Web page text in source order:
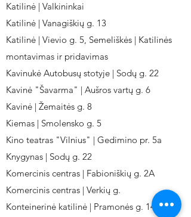
Katilinė | Valkininkai
Katilinė | Vanagiškių g. 13
Katilinė | Vievio g. 5, Semeliškės | Katilinės
montavimas ir pridavimas
Kavinukė Autobusų stotyje | Sodų g. 22
Kavinė "Šavarma" | Aušros vartų g. 6
Kavinė | Žemaitės g. 8
Kiemas | Smolensko g. 5
Kino teatras "Vilnius" | Gedimino pr. 5a
Knygynas | Sodų g. 22
Komercinis centras | Fabioniškių g. 2A
Komercinis centras | Verkių g.
Konteinerinė katilinė | Pramonės g. 141